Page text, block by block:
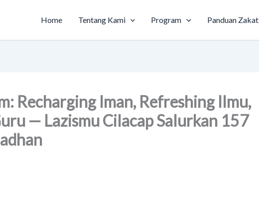
Home Tentang Kami Program Panduan Zakat
Recharging Iman, Refreshing Ilmu,
— Lazismu Cilacap Salurkan 157